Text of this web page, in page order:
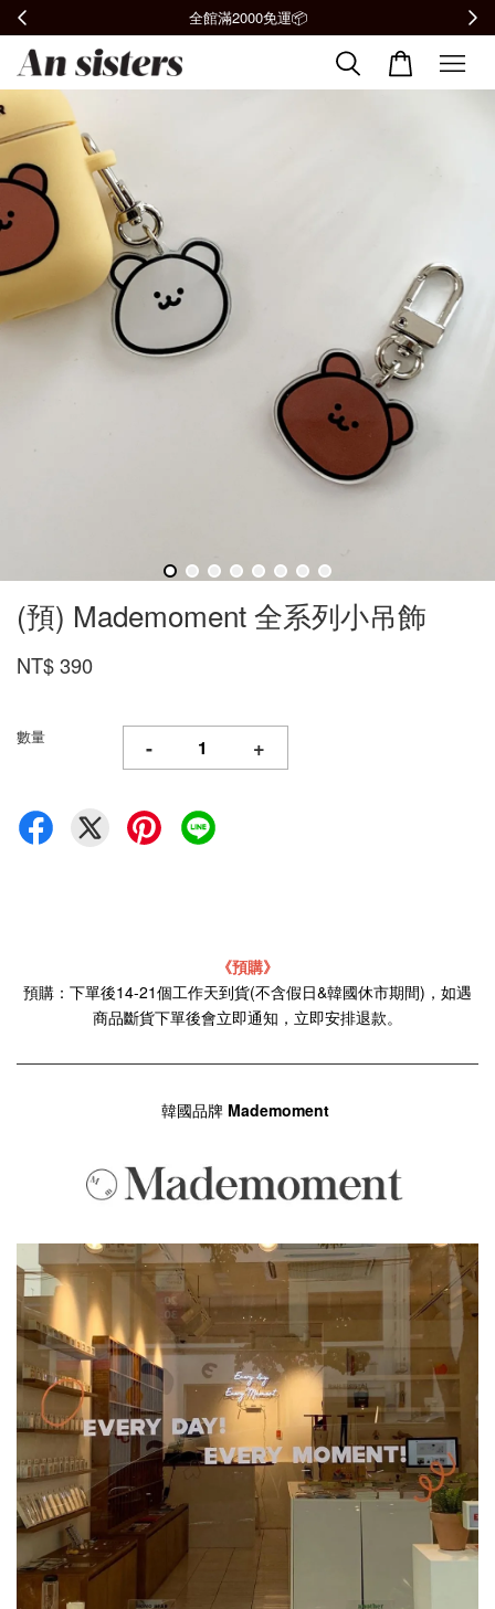
全館滿2000免運📦
(預) Mademoment 全系列小吊飾
NT$ 390
數量 - +
《預購》
預購：下單後14-21個工作天到貨(不含假日&韓國休市期間)，如遇
商品斷貨下單後會立即通知，立即安排退款。
韓國品牌 Mademoment